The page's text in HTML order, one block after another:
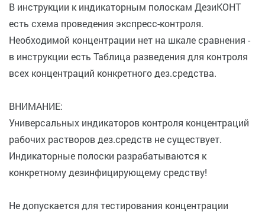
В инструкции к индикаторным полоскам ДезиКОНТ
есть схема проведения экспресс-контроля.
Необходимой концентрации нет на шкале сравнения -
в инструкции есть Таблица разведения для контроля
всех концентраций конкретного дез.средства.
ВНИМАНИЕ:
Универсальных индикаторов контроля концентраций
рабочих растворов дез.средств не существует.
Индикаторные полоски разрабатываются к
конкретному дезинфицирующему средству!
Не допускается для тестирования концентрации